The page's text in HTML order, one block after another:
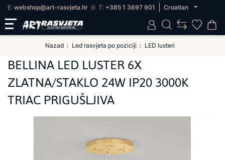
E: webshop@art-rasvjeta.hr ili T: +385 1 3697 901 Croatian
Nazad Led rasvjeta po poziciji LED lusteri
BELLINA LED LUSTER 6X
ZLATNA/STAKLO 24W IP20 3000K
TRIAC PRIGUŠLJIVA